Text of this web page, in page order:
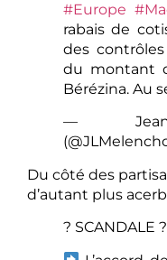
#Europe
rabais de
des
du montant
Bérézina. Au
— Jean-
Du côté des
d’autant plus
? SCANDALE ?